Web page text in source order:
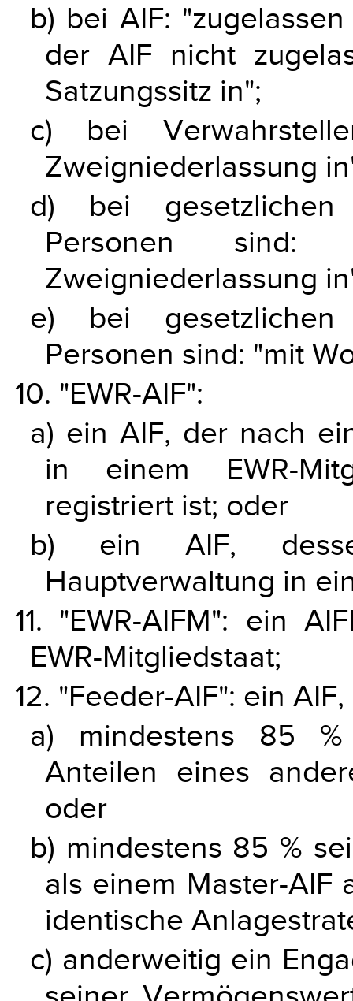
b) bei AIF:
der AIF nicht
Satzungssitz in";
c) bei
Zweigniederlassung
d) bei gesetzlichen
Personen sind:
Zweigniederlassung
e) bei
Personen sind: "mit
10. "EWR-AIF":
a) ein AIF, der nach
in einem EWR-
registriert ist; oder
b) ein AIF,
Hauptverwaltung in
11. "EWR-AIFM": ein
EWR-Mitgliedstaat;
12. "Feeder-AIF": ein
a) mindestens 85
Anteilen eines
oder
b) mindestens 85 %
als einem Master-AIF
identische
c) anderweitig ein